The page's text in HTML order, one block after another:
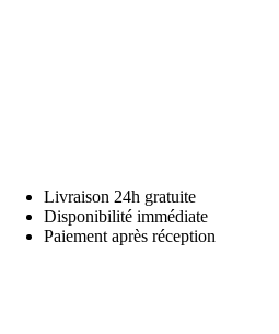
Livraison 24h gratuite
Disponibilité immédiate
Paiement après réception